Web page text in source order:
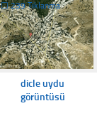
☐239 Tıklanma
dicle uydu
görüntüsü